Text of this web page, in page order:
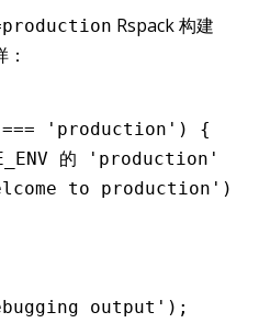
Rspack 构建
=== 'production' ) {
的 'production'
to production' );
output' );